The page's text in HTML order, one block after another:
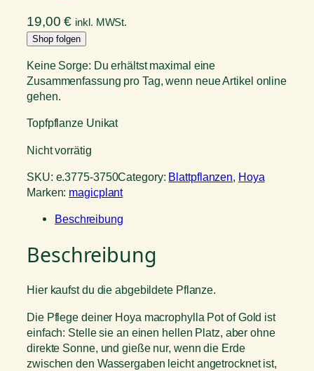
19,00€ inkl. MWSt.
Shop folgen
Keine Sorge: Du erhältst maximal eine
Zusammenfassung pro Tag, wenn neue Artikel online
gehen.
Topfpflanze Unikat
Nicht vorrätig
SKU: e.3775-3750Category: Blattpflanzen, Hoya
Marken: magicplant
Beschreibung
Beschreibung
Hier kaufst du die abgebildete Pflanze.
Die Pflege deiner Hoya macrophylla Pot of Gold ist
einfach: Stelle sie an einen hellen Platz, aber ohne
direkte Sonne, und gieße nur, wenn die Erde
zwischen den Wassergaben leicht angetrocknet ist,